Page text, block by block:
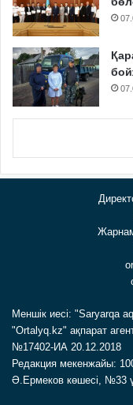
Меншік иесі: "Saryarqa
"Ortalyq.kz" ақпарат
№17402-ИА 20.12.2018
Редакция мекенжайы:
Ә.Ермеков көшесі, №33